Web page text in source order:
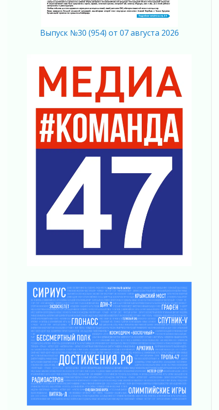
04 августа 2026
Без риска для здоровья и кошелька
04 августа 2026
Что делать со сбережениями
04 августа 2026
Награды нашли строителей
Ленобласть повышает производительность
труда в ЖКХ
03 августа 2026
Поддержка волонтерских объединений
Ладожский мост полностью закроют на два
03 августа 2026
Музеи Ленобласти обновляют пространства
03 августа 2026
Новая площадка: 2027
За сутки в Ленинградской области
ликвидировали 10 пожаров
03 августа 2026
Клюква наливается, но в корзинку пока не
просится
03 августа 2026
Строительные компании Ленобласти
подняли зарплаты почти на 40% за год
03 августа 2026
Шесть новых жизней в честь дня рождения
Ленинградской области
03 августа 2026
Выпуск №30 (954) от 07 августа 2026